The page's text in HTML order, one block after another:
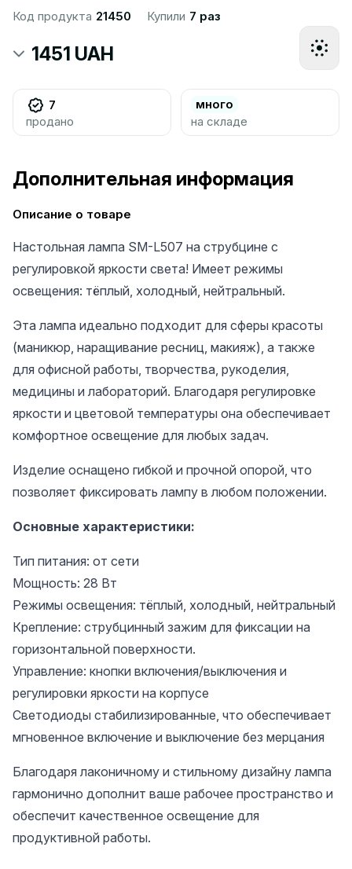
Код продукта 21450 Купили 7 раз
1451 UAH
7
продано
много
на складе
Дополнительная информация
Описание о товаре
Настольная лампа SM-L507 на струбцине с
регулировкой яркости света! Имеет режимы
освещения: тёплый, холодный, нейтральный.
Эта лампа идеально подходит для сферы красоты
(маникюр, наращивание ресниц, макияж), а также
для офисной работы, творчества, рукоделия,
медицины и лабораторий. Благодаря регулировке
яркости и цветовой температуры она обеспечивает
комфортное освещение для любых задач.
Изделие оснащено гибкой и прочной опорой, что
позволяет фиксировать лампу в любом положении.
Основные характеристики:
Тип питания: от сети
Мощность: 28 Вт
Режимы освещения: тёплый, холодный, нейтральный
Крепление: струбцинный зажим для фиксации на
горизонтальной поверхности.
Управление: кнопки включения/выключения и
регулировки яркости на корпусе
Светодиоды стабилизированные, что обеспечивает
мгновенное включение и выключение без мерцания
Благодаря лаконичному и стильному дизайну лампа
гармонично дополнит ваше рабочее пространство и
обеспечит качественное освещение для
продуктивной работы.